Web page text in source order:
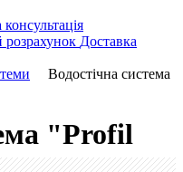
Доставка
Водостічна система
"Profil